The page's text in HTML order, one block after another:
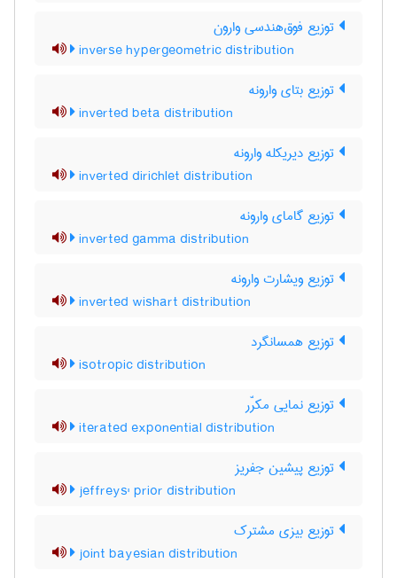
توزیع فوق‌هندسی وارون
inverse hypergeometric distribution
توزیع بتای وارونه
inverted beta distribution
توزیع دیریکله وارونه
inverted dirichlet distribution
توزیع گامای وارونه
inverted gamma distribution
توزیع ویشارت وارونه
inverted wishart distribution
توزیع همسانگرد
isotropic distribution
توزیع نمایی مکرّر
iterated exponential distribution
توزیع پیشین جفریز
jeffreys' prior distribution
توزیع بیزی مشترک
joint bayesian distribution